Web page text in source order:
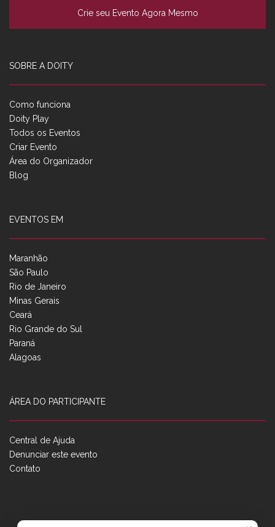
Crie seu Evento Agora Mesmo
SOBRE A DOITY
Como funciona
Doity Play
Todos os Eventos
Criar Evento
Área do Organizador
Blog
EVENTOS EM
Maranhão
São Paulo
Rio de Janeiro
Minas Gerais
Ceará
Rio Grande do Sul
Paraná
Alagoas
ÁREA DO PARTICIPANTE
Central de Ajuda
Denunciar este evento
Contato